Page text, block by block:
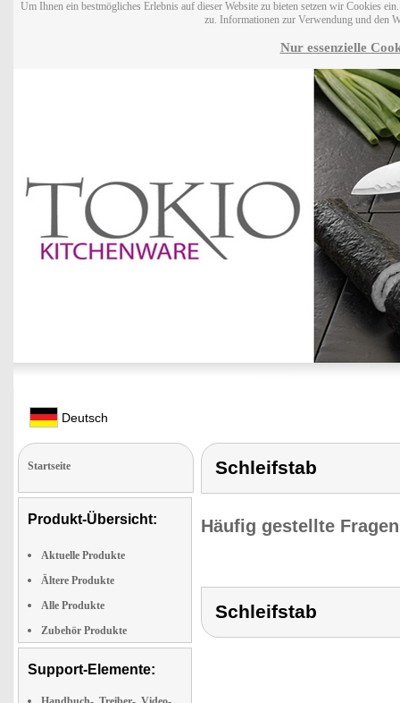
Um Ihnen ein bestmögliches Erlebnis auf dieser Website zu bieten setzen wir Cookies
zu. Informationen zur Verwendung und den
Nur essenzielle
Deutsch
Startseite
Produkt-Übersicht:
Aktuelle Produkte
Ältere Produkte
Alle Produkte
Zubehör Produkte
Support-Elemente:
Schleifstab
Häufig gestellte
Schleifstab